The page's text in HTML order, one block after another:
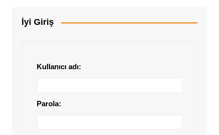
İyi Giriş
Kullanıcı adı:
Parola: